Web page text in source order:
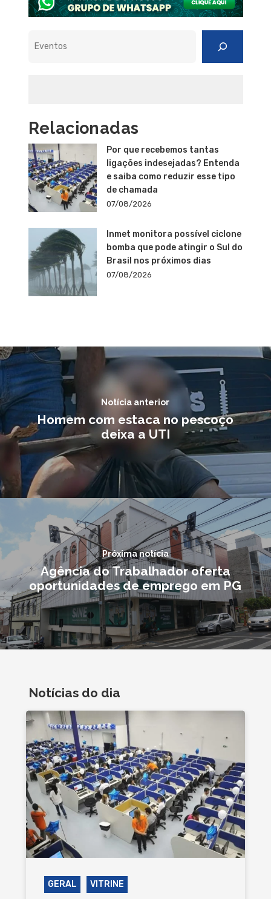
Relacionadas
Por que recebemos tantas
ligações indesejadas? Entenda
e saiba como reduzir esse tipo
de chamada
07/08/2026
Inmet monitora possível ciclone
bomba que pode atingir o Sul do
Brasil nos próximos dias
07/08/2026
Notícia anterior
Homem com estaca no pescoço
deixa a UTI
Próxima notícia
Agência do Trabalhador oferta
oportunidades de emprego em PG
Notícias do dia
GERAL VITRINE